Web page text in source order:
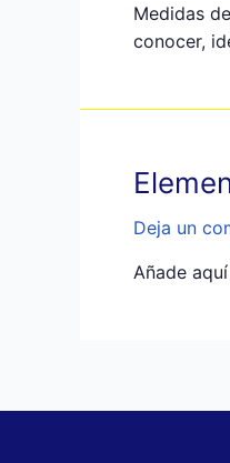
Medidas
conocer,
Deja un
Añade